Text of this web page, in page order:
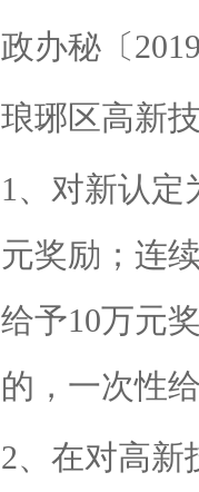
政办秘〔
琅琊区高新
1、对新认定
元奖励；连
给予10万元
的，一次性
2、在对高新